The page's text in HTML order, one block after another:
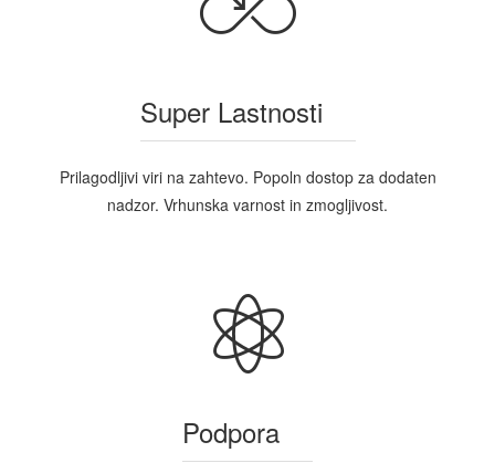
Super Lastnosti
Prilagodljivi viri na zahtevo. Popoln dostop za dodaten
nadzor. Vrhunska varnost in zmogljivost.
Podpora